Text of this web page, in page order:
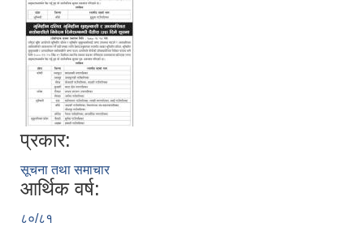
प्रकार:
सूचना तथा समाचार
आर्थिक वर्ष:
८०/८१